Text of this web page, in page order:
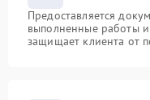
Предоставляется
выполненные работы и
защищает клиента от